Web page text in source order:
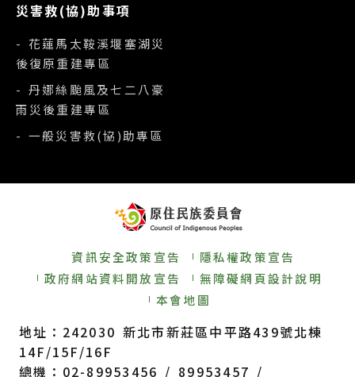
災害救(協)助事項
- 花蓮馬太鞍溪堰塞湖災
後復原重建專區
- 丹娜絲颱風及七二八豪
雨災後重建專區
- 一般災害救(協)助專區
資訊安全政策宣告
隱私權政策宣告
政府網站資料開放宣告
無障礙網頁設計說明
本會地圖
地址：242030 新北市新莊區中平路439號北棟
14F/15F/16F
總機：02-89953456 / 89953457 /